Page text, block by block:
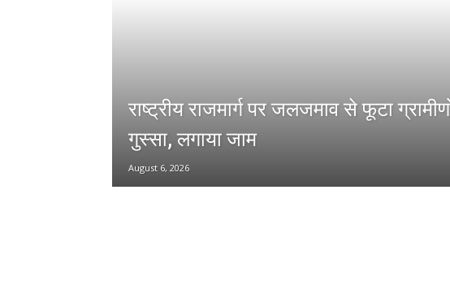
राष्ट्रीय राजमार्ग पर जलजमाव से फूटा
गुस्सा, लगाया जाम
August 6, 2026